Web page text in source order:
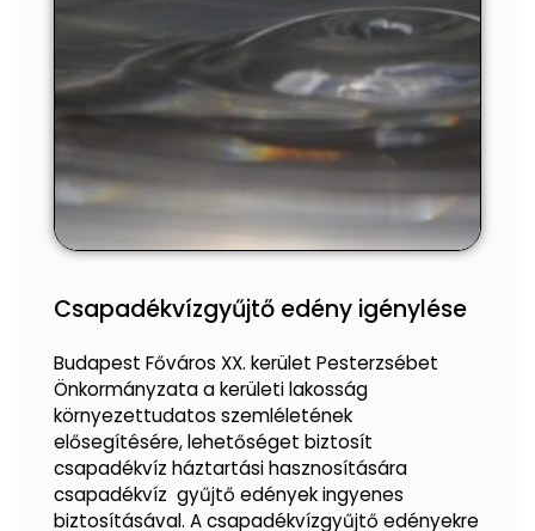
Csapadékvízgyűjtő edény igénylése
Budapest Főváros XX. kerület Pesterzsébet
Önkormányzata a kerületi lakosság
környezettudatos szemléletének
elősegítésére, lehetőséget biztosít
csapadékvíz háztartási hasznosítására
csapadékvíz gyűjtő edények ingyenes
biztosításával. A csapadékvízgyűjtő edényekre